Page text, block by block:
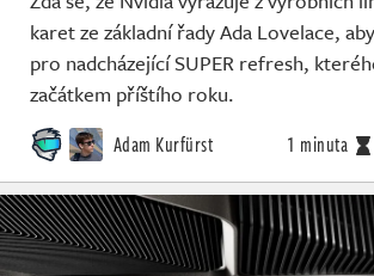
karet ze základní řady Ada Lovelace,
pro nadcházející SUPER refresh,
začátkem příštího roku.
Adam Kurfürst 1 minuta